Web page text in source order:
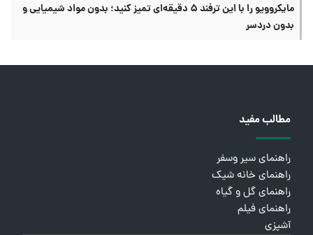
مایکروویو را با این ترفند ۵ دقیقه‌ای تمیز کنید؛ بدون مواد شیمیایی و
بدون دردسر
مطالب مفید
راهنمای سیر وسفر
راهنمای خانه شیک
راهنمای گل و گیاه
راهنمای فیلم
آشپزی